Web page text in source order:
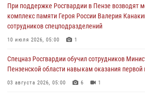
дома
03 августа 2026, 05:59
Росгвардейцы Пензенской области отмечают
03 августа 2026, 05:15
При поддержке Росгвардии в Пензе возводят
комплекс памяти Героя России Валерия
сотрудников спецподразделений
10 июля 2026, 05:00 1
Спецназ Росгвардии обучил сотрудников
Пензенской области навыкам оказания
03 августа 2026, 05:00 6 1